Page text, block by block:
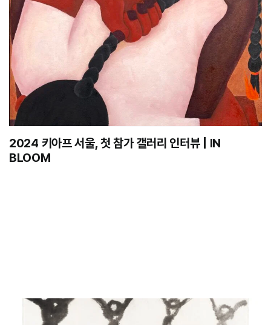
2024 키아프 서울, 첫 참가 갤러리 인터뷰 | IN
BLOOM